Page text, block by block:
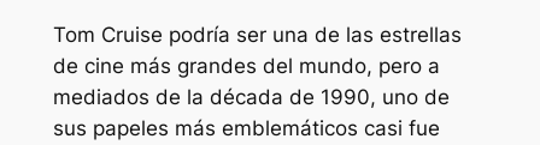
Tom Cruise podría ser una de las estrellas
de cine más grandes del mundo, pero a
mediados de la década de 1990, uno de
sus papeles más emblemáticos casi fue